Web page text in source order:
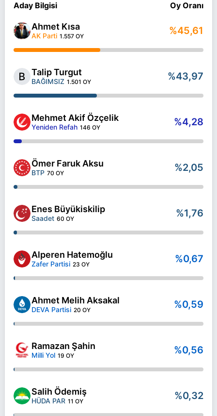
Aday Bilgisi Oy Oranı
Ahmet Kısa
AK Parti 1.557 OY %45,61
Talip Turgut
BAĞIMSIZ 1.501 OY %43,97
Mehmet Akif Özçelik
Yeniden Refah 146 OY %4,28
Ömer Faruk Aksu
BTP 70 OY %2,05
Enes Büyükiskilip
Saadet 60 OY %1,76
Alperen Hatemoğlu
Zafer Partisi 23 OY %0,67
Ahmet Melih Aksakal
DEVA Partisi 20 OY %0,59
Ramazan Şahin
Milli Yol 19 OY %0,56
Salih Ödemiş
HÜDA PAR 11 OY %0,32